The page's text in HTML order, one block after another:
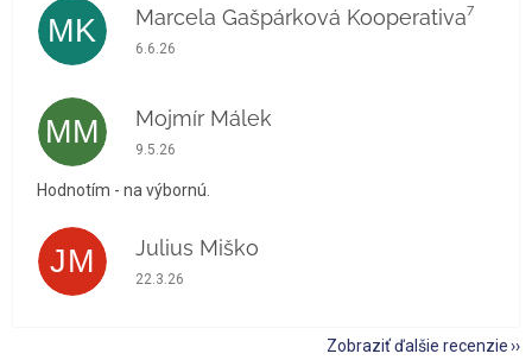
MK Marcela Gašpárková Kooperativa⁷
Hodnotenie obchodu je 5 z 5 hviezdičiek.
6.6.26
MM Mojmír Málek
Hodnotenie obchodu je 5 z 5 hviezdičiek.
9.5.26
Hodnotím - na výbornú.
JM Julius Miško
Hodnotenie obchodu je 5 z 5 hviezdičiek.
22.3.26
Zobraziť ďalšie recenzie